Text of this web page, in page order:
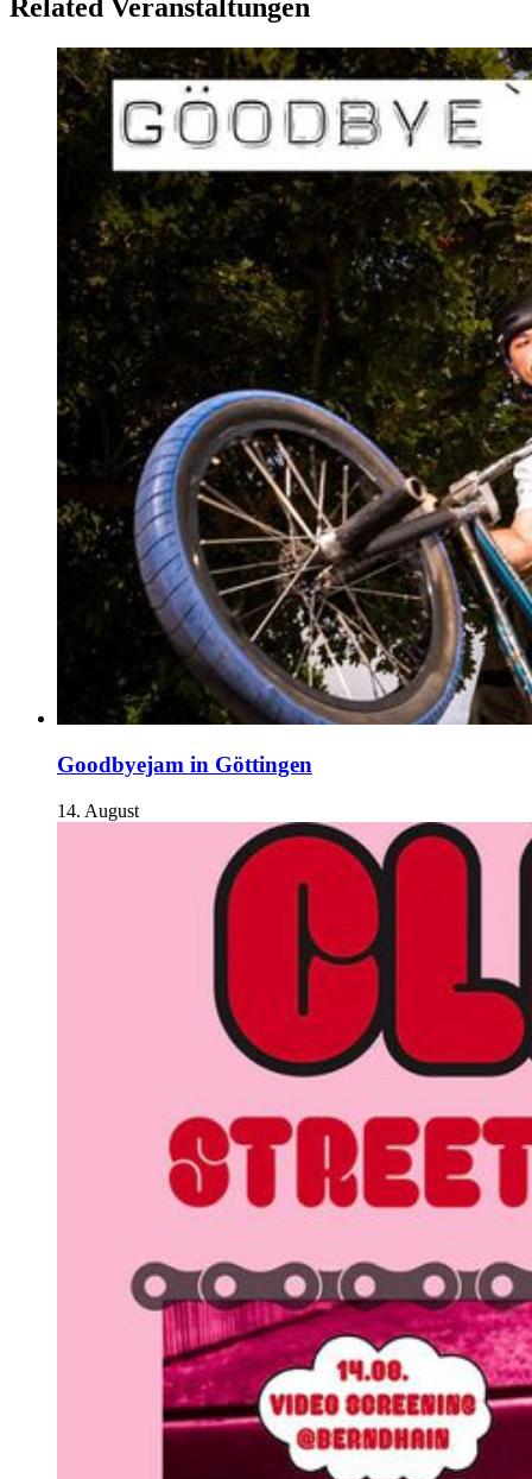
Related Veranstaltungen
Goodbyejam in Göttingen
14. August